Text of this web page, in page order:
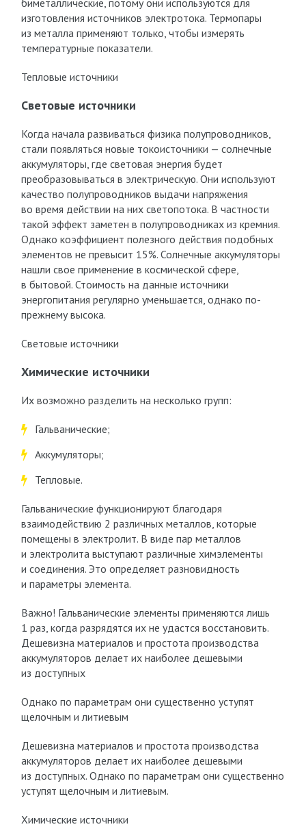
биметаллические, потому они используются для
изготовления источников электротока. Термопары
из металла применяют только, чтобы измерять
температурные показатели.
Тепловые источники
Световые источники
Когда начала развиваться физика полупроводников,
стали появляться новые токоисточники — солнечные
аккумуляторы, где световая энергия будет
преобразовываться в электрическую. Они используют
качество полупроводников выдачи напряжения
во время действии на них светопотока. В частности
такой эффект заметен в полупроводниках из кремния.
Однако коэффициент полезного действия подобных
элементов не превысит 15%. Солнечные аккумуляторы
нашли свое применение в космической сфере,
в бытовой. Стоимость на данные источники
энергопитания регулярно уменьшается, однако по-
прежнему высока.
Световые источники
Химические источники
Их возможно разделить на несколько групп:
Гальванические;
Аккумуляторы;
Тепловые.
Гальванические функционируют благодаря
взаимодействию 2 различных металлов, которые
помещены в электролит. В виде пар металлов
и электролита выступают различные химэлементы
и соединения. Это определяет разновидность
и параметры элемента.
Важно! Гальванические элементы применяются лишь
1 раз, когда разрядятся их не удастся восстановить.
Дешевизна материалов и простота производства
аккумуляторов делает их наиболее дешевыми
из доступных
Однако по параметрам они существенно уступят
щелочным и литиевым
Дешевизна материалов и простота производства
аккумуляторов делает их наиболее дешевыми
из доступных. Однако по параметрам они существенно
уступят щелочным и литиевым.
Химические источники